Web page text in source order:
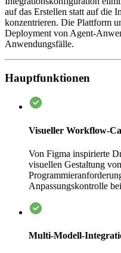
auf das Erstellen statt auf die
konzentrieren. Die Plattform
Deployment von Agent-
Anwendungsfälle.
Hauptfunktionen
Visueller Workflow-
Von Figma inspirierte
visuellen Gestaltung
Anpassungskontrolle
Multi-Modell-